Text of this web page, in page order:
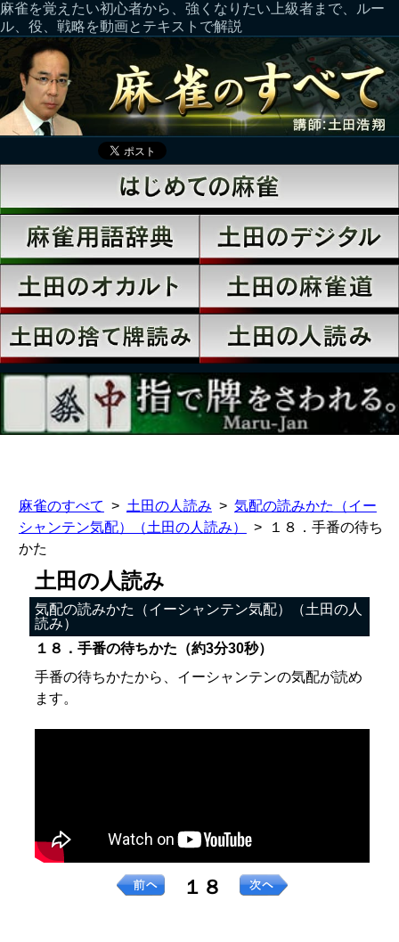
麻雀を覚えたい初心者から、強くなりたい上級者まで、ルー
ル、役、戦略を動画とテキストで解説
麻雀のすべて 土田の人読み
気配の読みかた（イー
シャンテン気配）（土田の人読み）
１８．手番の待ち
かた
土田の人読み
気配の読みかた（イーシャンテン気配）（土田の人
読み）
１８．手番の待ちかた（約3分30秒）
手番の待ちかたから、イーシャンテンの気配が読め
ます。
１８